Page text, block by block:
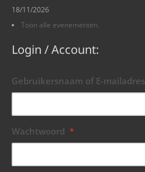
18/11/2026
Toon alle evenementen.
Login / Account:
Gebruikersnaam of E-mailadres
Wachtwoord *